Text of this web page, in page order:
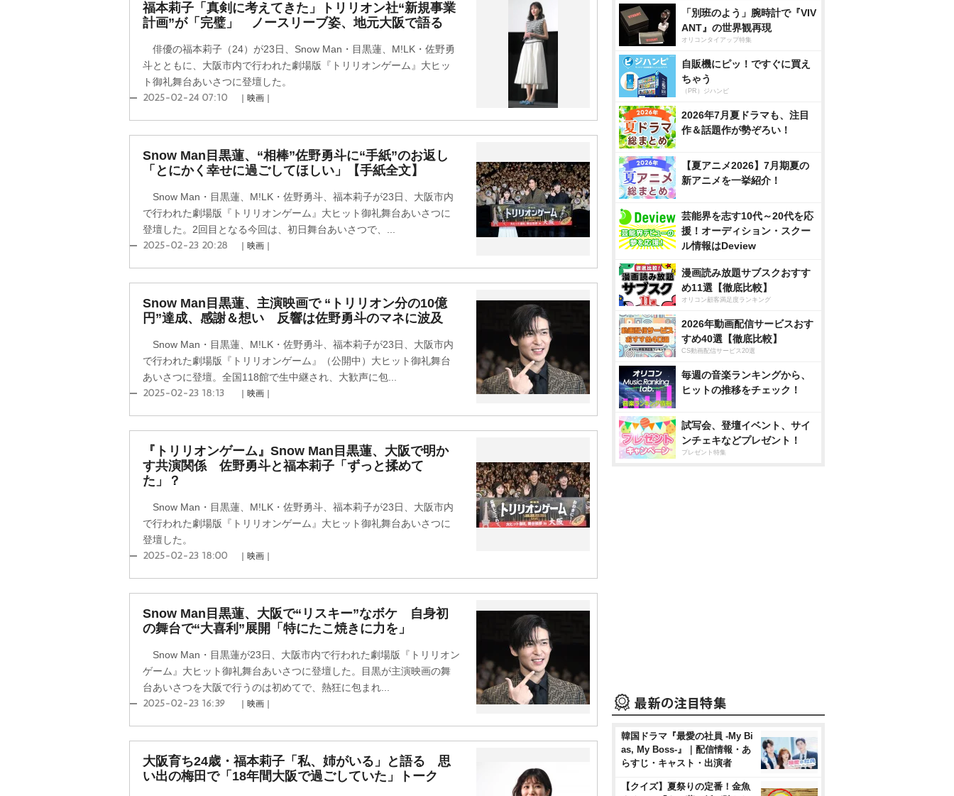
福本莉子「真剣に考えてきた」トリリオン社“新規事業
計画”が「完璧」 ノースリーブ姿、地元大阪で語る
俳優の福本莉子（24）が23日、Snow Man・目黒蓮、M!LK・佐野勇
斗とともに、大阪市内で行われた劇場版『トリリオンゲーム』大ヒッ
ト御礼舞台あいさつに登壇した。
2025-02-24 07:10 ｜映画｜
Snow Man目黒蓮、“相棒”佐野勇斗に“手紙”のお返し
「とにかく幸せに過ごしてほしい」【手紙全文】
Snow Man・目黒蓮、M!LK・佐野勇斗、福本莉子が23日、大阪市内
で行われた劇場版『トリリオンゲーム』大ヒット御礼舞台あいさつに
登壇した。2回目となる今回は、初日舞台あいさつで、...
2025-02-23 20:28 ｜映画｜
Snow Man目黒蓮、主演映画で “トリリオン分の10億
円”達成、感謝＆想い 反響は佐野勇斗のマネに波及
Snow Man・目黒蓮、M!LK・佐野勇斗、福本莉子が23日、大阪市内
で行われた劇場版『トリリオンゲーム』（公開中）大ヒット御礼舞台
あいさつに登壇。全国118館で生中継され、大歓声に包...
2025-02-23 18:13 ｜映画｜
『トリリオンゲーム』Snow Man目黒蓮、大阪で明か
す共演関係 佐野勇斗と福本莉子「ずっと揉めて
た」？
Snow Man・目黒蓮、M!LK・佐野勇斗、福本莉子が23日、大阪市内
で行われた劇場版『トリリオンゲーム』大ヒット御礼舞台あいさつに
登壇した。
2025-02-23 18:00 ｜映画｜
Snow Man目黒蓮、大阪で“リスキー”なボケ 自身初
の舞台で“大喜利”展開「特にたこ焼きに力を」
Snow Man・目黒蓮が23日、大阪市内で行われた劇場版『トリリオン
ゲーム』大ヒット御礼舞台あいさつに登壇した。目黒が主演映画の舞
台あいさつを大阪で行うのは初めてで、熱狂に包まれ...
2025-02-23 16:39 ｜映画｜
大阪育ち24歳・福本莉子「私、姉がいる」と語る 思
い出の梅田で「18年間大阪で過ごしていた」トーク
「別班のよう」腕時計で『VIV
ANT』の世界観再現
オリコンタイアップ特集
自販機にピッ！ですぐに買え
ちゃう
（PR）ジハンピ
2026年7月夏ドラマも、注目
作＆話題作が勢ぞろい！
【夏アニメ2026】7月期夏の
新アニメを一挙紹介！
芸能界を志す10代～20代を応
援！オーディション・スクー
ル情報はDeview
漫画読み放題サブスクおすす
め11選【徹底比較】
オリコン顧客満足度ランキング
2026年動画配信サービスおす
すめ40選【徹底比較】
CS動画配信サービス20選
毎週の音楽ランキングから、
ヒットの推移をチェック！
試写会、登壇イベント、サイ
ンチェキなどプレゼント！
プレゼント特集
韓国ドラマ『最愛の社員 -My Bi
as, My Boss-』｜配信情報・あ
らすじ・キャスト・出演者
【クイズ】夏祭りの定番！金魚